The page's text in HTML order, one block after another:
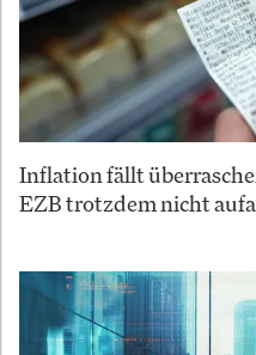
Inflation fällt
EZB trotzdem nicht